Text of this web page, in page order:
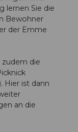
lernen Sie die
Bewohner
der Emme
die
Hier ist dann
an die